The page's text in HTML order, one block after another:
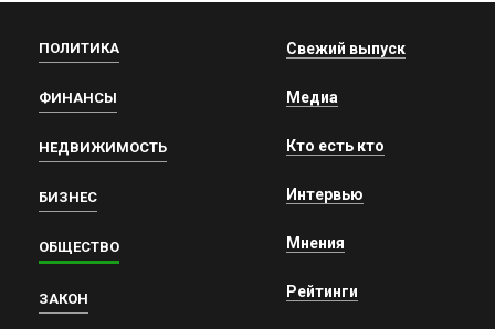
ПОЛИТИКА
ФИНАНСЫ
НЕДВИЖИМОСТЬ
БИЗНЕС
ОБЩЕСТВО
ЗАКОН
Свежий выпуск
Медиа
Кто есть кто
Интервью
Мнения
Рейтинги